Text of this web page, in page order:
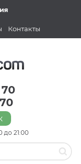
Контакты
до 21:00